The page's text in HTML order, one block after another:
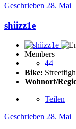
Geschrieben 28. Mai
shiizz1e
Members
44
Bike:
Wohnort/
Teilen
Geschrieben 28. Mai